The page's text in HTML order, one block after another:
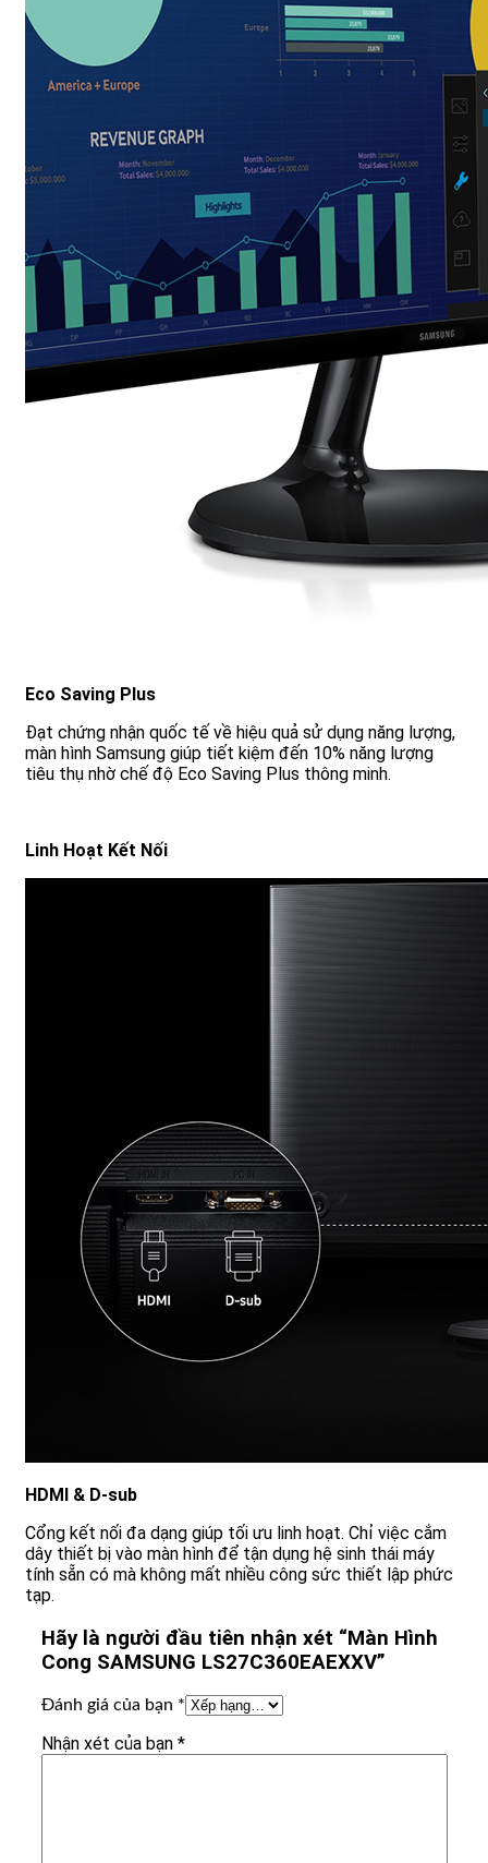
Eco Saving Plus
Đạt chứng nhận quốc tế về hiệu quả sử dụng năng lượng,
màn hình Samsung giúp tiết kiệm đến 10% năng lượng
tiêu thụ nhờ chế độ Eco Saving Plus thông minh.
Linh Hoạt Kết Nối
HDMI & D-sub
Cổng kết nối đa dạng giúp tối ưu linh hoạt. Chỉ việc cắm
dây thiết bị vào màn hình để tận dụng hệ sinh thái máy
tính sẵn có mà không mất nhiều công sức thiết lập phức
tạp.
Hãy là người đầu tiên nhận xét “Màn Hình
Cong SAMSUNG LS27C360EAEXXV”
Đánh giá của bạn *
Nhận xét của bạn *